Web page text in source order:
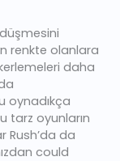
renkte olanlara
daha
oynadıkça
tarz oyunların
Rush’da da
could